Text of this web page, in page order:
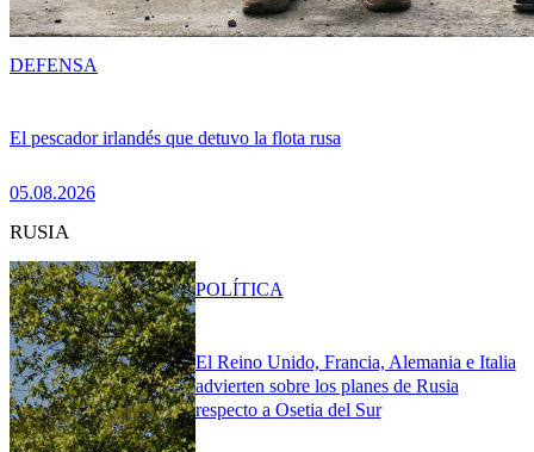
El pescador irlandés que detuvo la flota rusa
05.08.2026
DEFENSA
RUSIA
El Reino Unido, Francia, Alemania e Italia
advierten sobre los planes de Rusia
respecto a Osetia del Sur
POLÍTICA